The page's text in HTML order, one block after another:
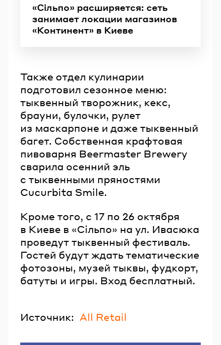
«Сільпо» расширяется: сеть
занимает локации магазинов
«Континент» в Киеве
Также отдел кулинарии
подготовил сезонное меню:
тыквенный творожник, кекс,
брауни, булочки, рулет
из маскарпоне и даже тыквенный
багет. Собственная крафтовая
пивоварня Beermaster Brewery
сварила осенний эль
с тыквенными пряностями
Cucurbita Smile.
Кроме того, с 17 по 26 октября
в Киеве в «Сільпо» на ул. Ивасюка
проведут тыквенный фестиваль.
Гостей будут ждать тематические
фотозоны, музей тыквы, фудкорт,
батуты и игры. Вход бесплатный.
Источник: All Retail